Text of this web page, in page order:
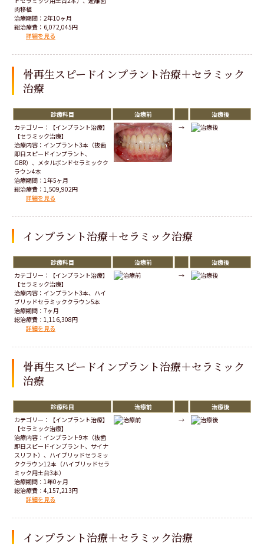
肉移植
治療期間：2年10ヶ月
総治療費：6,072,045円
詳細を見る
骨再生スピードインプラント治療＋セラミック
治療
診療科目 治療前
治療後
カテゴリー：【インプラント治療】
【セラミック治療】
治療内容：インプラント3本（抜歯
即日スピードインプラント、
GBR）、メタルボンドセラミックク
ラウン4本
治療期間：1年5ヶ月
総治療費：1,509,902円
詳細を見る
→
インプラント治療＋セラミック治療
診療科目 治療前
治療後
カテゴリー：【インプラント治療】
【セラミック治療】
治療内容：インプラント3本、ハイ
ブリッドセラミッククラウン5本
治療期間：7ヶ月
総治療費：1,116,308円
詳細を見る
→
骨再生スピードインプラント治療＋セラミック
治療
診療科目 治療前
治療後
カテゴリー：【インプラント治療】
【セラミック治療】
治療内容：インプラント9本（抜歯
即日スピードインプラント、サイナ
スリフト）、ハイブリッドセラミッ
ククラウン12本（ハイブリッドセラ
ミック用土台3本）
治療期間：1年0ヶ月
総治療費：4,157,213円
詳細を見る
→
インプラント治療＋セラミック治療